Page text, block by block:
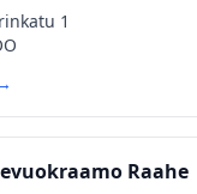
1
Raahe